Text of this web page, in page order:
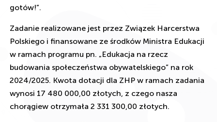
gotów!”.
Zadanie realizowane jest przez Związek Harcerstwa
Polskiego i finansowane ze środków Ministra Edukacji
w ramach programu pn. „Edukacja na rzecz
budowania społeczeństwa obywatelskiego” na rok
2024/2025. Kwota dotacji dla ZHP w ramach zadania
wynosi 17 480 000,00 złotych, z czego nasza
chorągiew otrzymała 2 331 300,00 złotych.